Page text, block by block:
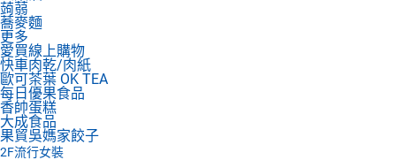
蒟蒻
蕎麥麵
更多
愛買線上購物
快車肉乾/肉紙
歐可茶葉 OK TEA
每日優果食品
香帥蛋糕
大成食品
果貿吳媽家餃子
2F流行女裝